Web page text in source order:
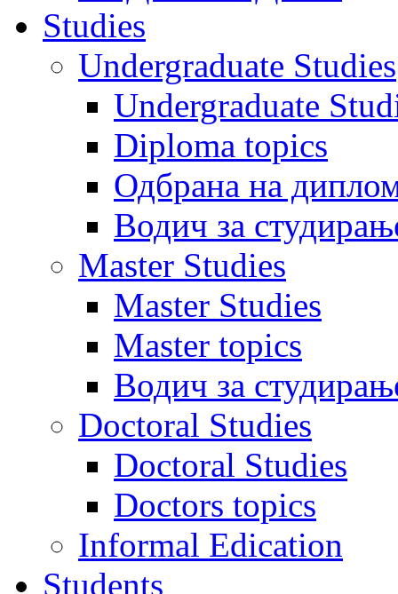
Studies
Undergraduate Studies
Undergraduate
Diploma topics
Одбрана на
Водич за
Master Studies
Master Studies
Master topics
Водич за
Doctoral Studies
Doctoral Studies
Doctors topics
Informal Edication
Students